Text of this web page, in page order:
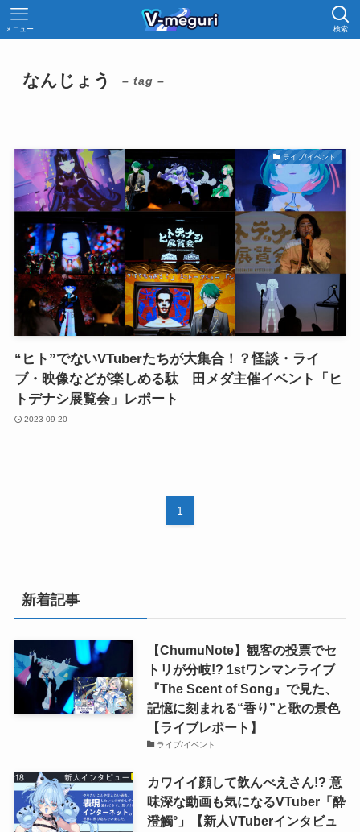
検索
メニュー
なんじょう – tag –
ライブ/イベント
“ヒト”でないVTuberたちが大集合！？怪談・ライ
ブ・映像などが楽しめる駄ゞ田メダ主催イベント「ヒ
トデナシ展覧会」レポート
2023-09-20
1
新着記事
【ChumuNote】観客の投票でセ
トリが分岐!? 1stワンマンライブ
『The Scent of Song』で見た、
記憶に刻まれる“香り”と歌の景色
【ライブレポート】
ライブ/イベント
カワイイ顔して飲んべえさん!? 意
味深な動画も気になるVTuber「酔
澄觸°」【新人VTuberインタビュ